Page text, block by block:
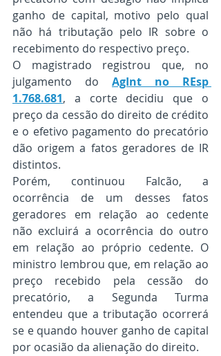
ganho de capital, motivo pelo qual
não há tributação pelo IR sobre o
recebimento do respectivo preço.
O magistrado registrou que, no
julgamento do AgInt no REsp
1.768.681, a corte decidiu que o
preço da cessão do direito de crédito
e o efetivo pagamento do precatório
dão origem a fatos geradores de IR
distintos.
Porém, continuou Falcão, a
ocorrência de um desses fatos
geradores em relação ao cedente
não excluirá a ocorrência do outro
em relação ao próprio cedente. O
ministro lembrou que, em relação ao
preço recebido pela cessão do
precatório, a Segunda Turma
entendeu que a tributação ocorrerá
se e quando houver ganho de capital
por ocasião da alienação do direito.